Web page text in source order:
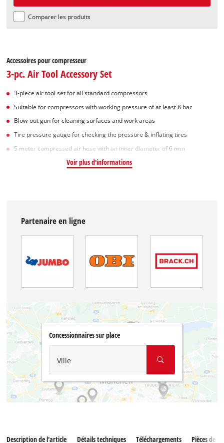
Comparer les produits
Accessoires pour compresseur
3-pc. Air Tool Accessory Set
3-piece air tool set for all standard compressors
Suitable for compressors with working pressure of at least 8 bar
Blow-out gun for cleaning surfaces and work areas
Tire pressure gauge for checking the pressure & inflating tires
5 meter compressed air hose with an inner diameter of 6 mm
Voir plus d'informations
Partenaire en ligne
Concessionnaires sur place
Ville
Description de l'article Détails techniques Téléchargements Pièces de